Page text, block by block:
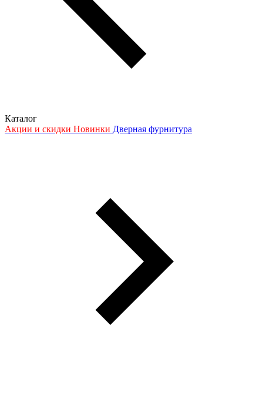
Каталог
Акции и скидки Новинки Дверная фурнитура